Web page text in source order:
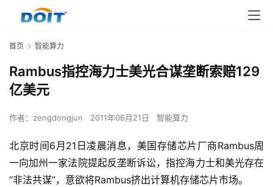
首页 智能算力
Rambus指控海力士美光合谋垄断索赔129
亿美元
作者： zengdongjun 2011年06月21日 智能算力
北京时间6月21日凌晨消息，美国存储芯片厂商Rambus周
一向加州一家法院提起反垄断诉讼，指控海力士和美光存在
“非法共谋”，意欲将Rambus挤出计算机存储芯片市场。